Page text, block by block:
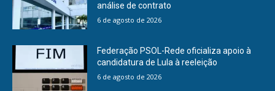
análise de contrato
6 de agosto de 2026
Federação PSOL-Rede oficializa apoio à
candidatura de Lula à reeleição
6 de agosto de 2026